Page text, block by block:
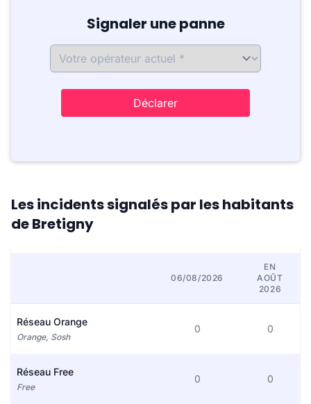
Signaler une panne
Déclarer
Les incidents signalés par les habitants
de Bretigny
06/08/2026
EN
AOÛT
2026
Réseau Orange
Orange, Sosh
0 0
Réseau Free
Free
0 0